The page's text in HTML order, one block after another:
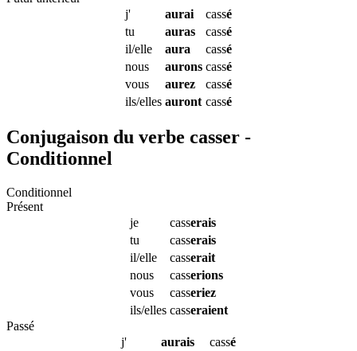
j'
aurai cassé
tu
auras cassé
il/elle
aura cassé
nous
aurons cassé
vous
aurez cassé
ils/elles auront cassé
Conjugaison du verbe casser -
Conditionnel
Conditionnel
Présent
je
casserais
tu
casserais
il/elle
casserait
nous
casserions
vous
casseriez
ils/elles casseraient
Passé
j'
aurais cassé